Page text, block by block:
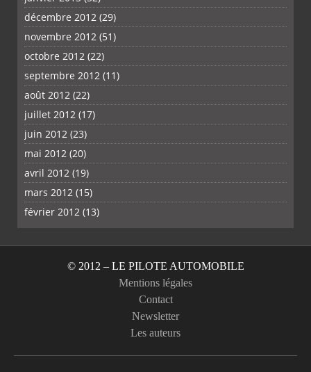
décembre 2012 (29)
novembre 2012 (51)
octobre 2012 (22)
septembre 2012 (11)
août 2012 (22)
juillet 2012 (17)
juin 2012 (23)
mai 2012 (20)
avril 2012 (19)
mars 2012 (15)
février 2012 (13)
© 2012 – LE PILOTE AUTOMOBILE
Mentions légales
Contact
Newsletter
Les auteurs